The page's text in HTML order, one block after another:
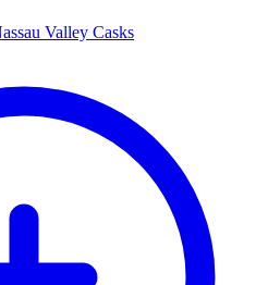
Valley Casks